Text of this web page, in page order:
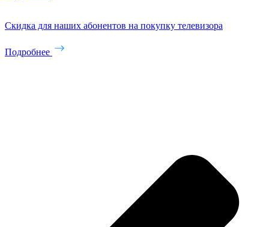
Скидка для наших абонентов на покупку телевизора
Подробнее